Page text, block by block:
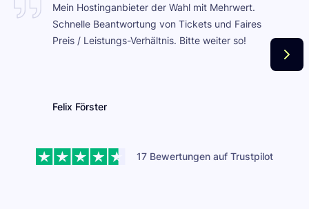
Mein Hostinganbieter der Wahl mit Mehrwert.
Schnelle Beantwortung von Tickets und Faires
Preis / Leistungs-Verhältnis. Bitte weiter so!
Felix Förster
17 Bewertungen auf Trustpilot